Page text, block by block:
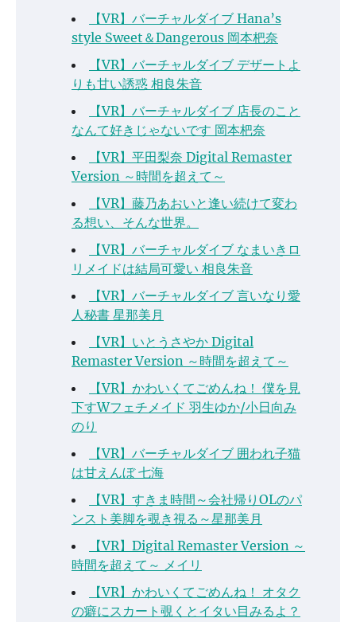
【VR】バーチャルダイブ Hana’s
style Sweet＆Dangerous 岡本杷奈
【VR】バーチャルダイブ デザートよ
りも甘い誘惑 相良朱音
【VR】バーチャルダイブ 店長のこと
なんて好きじゃないです 岡本杷奈
【VR】平田梨奈 Digital Remaster
Version ～時間を超えて～
【VR】藤乃あおいと逢い続けて変わ
る想い、そんな世界。
【VR】バーチャルダイブ なまいきロ
リメイドは結局可愛い 相良朱音
【VR】バーチャルダイブ 言いなり愛
人秘書 星那美月
【VR】いとうさやか Digital
Remaster Version ～時間を超えて～
【VR】かわいくてごめんね！ 僕を見
下すWフェチメイド 羽生ゆか/小日向み
のり
【VR】バーチャルダイブ 囲われ子猫
は甘えんぼ 七海
【VR】すきま時間～会社帰りOLのパ
ンスト美脚を覗き視る～星那美月
【VR】Digital Remaster Version ～
時間を超えて～ メイリ
【VR】かわいくてごめんね！ オタク
の癖にスカート覗くとイタい目みるよ？